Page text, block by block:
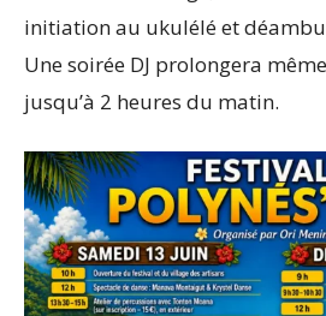
initiation au ukulélé et
Une soirée DJ prolongera
jusqu’à 2 heures du matin.